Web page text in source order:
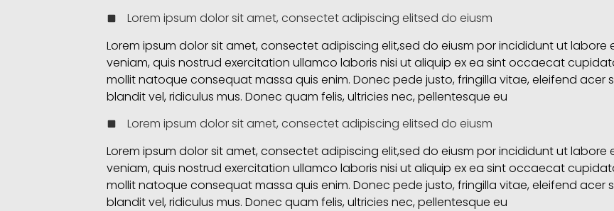
Lorem ipsum dolor sit amet, consectet adipiscing elitsed do eiusm
Lorem ipsum dolor sit amet, consectet adipiscing elit,sed do eiusm por incididunt ut
veniam, quis nostrud exercitation ullamco laboris nisi ut aliquip ex ea sint occaecat
mollit natoque consequat massa quis enim. Donec pede justo, fringilla vitae, eleifend acer
blandit vel, ridiculus mus. Donec quam felis, ultricies nec, pellentesque eu
Lorem ipsum dolor sit amet, consectet adipiscing elitsed do eiusm
Lorem ipsum dolor sit amet, consectet adipiscing elit,sed do eiusm por incididunt ut
veniam, quis nostrud exercitation ullamco laboris nisi ut aliquip ex ea sint occaecat
mollit natoque consequat massa quis enim. Donec pede justo, fringilla vitae, eleifend acer
blandit vel, ridiculus mus. Donec quam felis, ultricies nec, pellentesque eu